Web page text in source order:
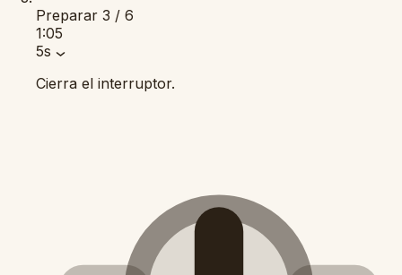
Preparar 3 / 6
1:05
5s
Cierra el interruptor.